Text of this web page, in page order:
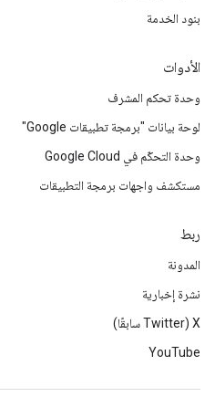
بنود الخدمة
الأدوات
وحدة تحكم المشرف
لوحة بيانات "برمجة تطبيقات Google"
وحدة التحكّم في Google Cloud
مستكشف واجهات برمجة التطبيقات
ربط
المدونة
نشرة إخبارية
‫X ‏(Twitter سابقًا)
YouTube